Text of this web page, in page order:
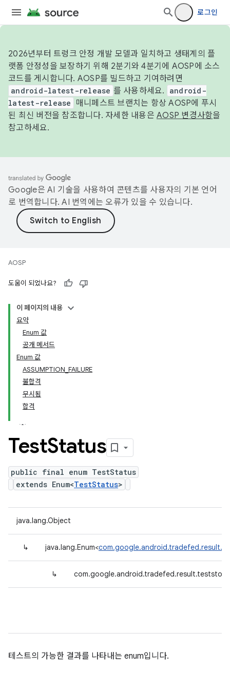
로그인
2026년부터 트렁크 안정 개발 모델과 일치하고 생태계의 플
랫폼 안정성을 보장하기 위해 2분기와 4분기에 AOSP에 소스
코드를 게시합니다. AOSP를 빌드하고 기여하려면
android-latest-release 를 사용하세요.
android-
latest-release
매니페스트 브랜치는 항상 AOSP에 푸시
된 최신 버전을 참조합니다. 자세한 내용은 AOSP 변경사항을
참고하세요.
Google은 AI 기술을 사용하여 콘텐츠를 사용자의 기본 언어
로 번역합니다. AI 번역에는 오류가 있을 수 있습니다.
AOSP
도움이 되었나요?
이 페이지의 내용
요약
Enum 값
공개 메서드
Enum 값
ASSUMPTION_FAILURE
불합격
무시됨
합격
TestStatus
public final enum TestStatus
extends Enum<TestStatus>
java.lang.Object
↳ java.lang.Enum<
↳
테스트의 가능한 결과를 나타내는 enum입니다.